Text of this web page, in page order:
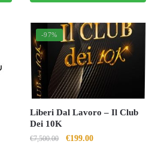
era:
è:
-97%
Liberi Dal Lavoro – Il Club
Dei 10K
€7,500.00
Il
€199.00Il